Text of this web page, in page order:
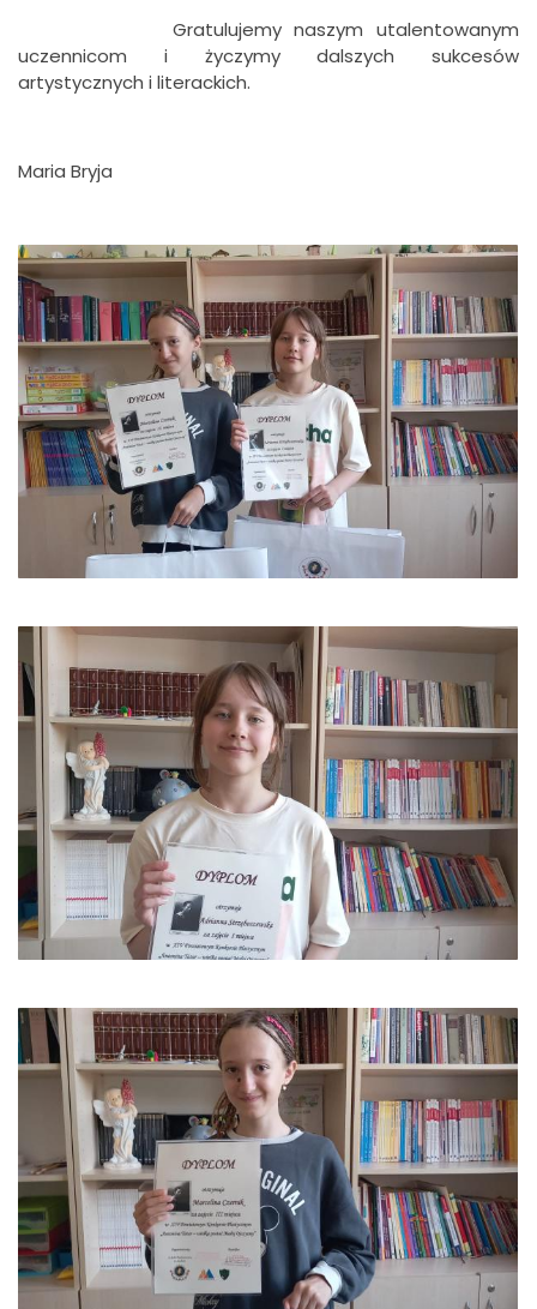
Gratulujemy naszym utalentowanym
uczennicom i życzymy dalszych sukcesów
artystycznych i literackich.
Maria Bryja